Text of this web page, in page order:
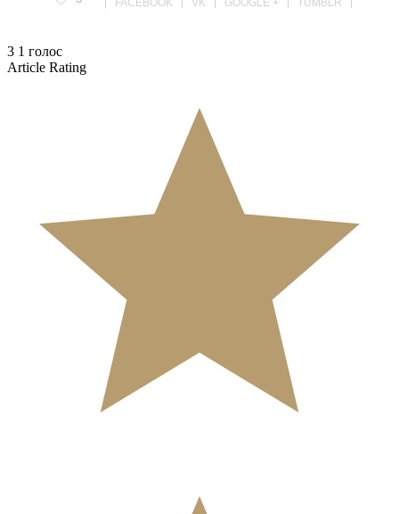
FACEBOOK VK GOOGLE + TUMBLR
3 1 голос
Article Rating